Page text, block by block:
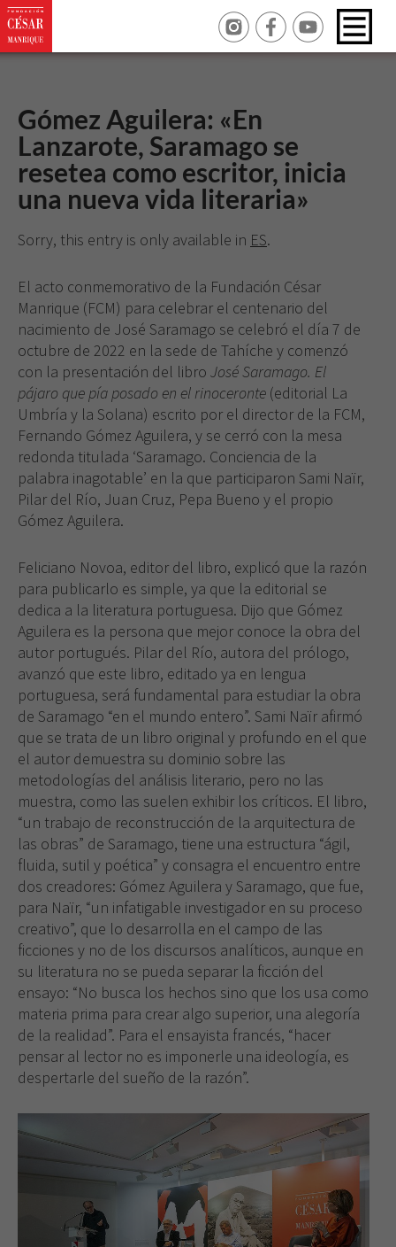
Gómez Aguilera: «En
Lanzarote, Saramago se
resetea como escritor, inicia
una nueva vida literaria»
Sorry, this entry is only available in ES.
El acto conmemorativo de la Fundación César
Manrique (FCM) para celebrar el centenario del
nacimiento de José Saramago se celebró el día 7 de
octubre de 2022 en la sede de Tahíche y comenzó
con la presentación del libro José Saramago. El
pájaro que pía posado en el rinoceronte (editorial La
Umbría y la Solana) escrito por el director de la FCM,
Fernando Gómez Aguilera, y se cerró con la mesa
redonda titulada ‘Saramago. Conciencia de la
palabra inagotable’ en la que participaron Sami Naïr,
Pilar del Río, Juan Cruz, Pepa Bueno y el propio
Gómez Aguilera.
Feliciano Novoa, editor del libro, explicó que la razón
para publicarlo es simple, ya que la editorial se
dedica a la literatura portuguesa. Dijo que Gómez
Aguilera es la persona que mejor conoce la obra del
autor portugués. Pilar del Río, autora del prólogo,
avanzó que este libro, editado ya en lengua
portuguesa, será fundamental para estudiar la obra
de Saramago “en el mundo entero”. Sami Naïr afirmó
que se trata de un libro original y profundo en el que
el autor demuestra su dominio sobre las
metodologías del análisis literario, pero no las
muestra, como las suelen exhibir los críticos. El libro,
“un trabajo de reconstrucción de la arquitectura de
las obras” de Saramago, tiene una estructura “ágil,
fluida, sutil y poética” y consagra el encuentro entre
dos creadores: Gómez Aguilera y Saramago, que fue,
para Naïr, “un infatigable investigador en su proceso
creativo”, que lo desarrolla en el campo de las
ficciones y no de los discursos analíticos, aunque en
su literatura no se pueda separar la ficción del
ensayo: “No busca los hechos sino que los usa como
materia prima para crear algo superior, una alegoría
de la realidad”. Para el ensayista francés, “hacer
pensar al lector no es imponerle una ideología, es
despertarle del sueño de la razón”.